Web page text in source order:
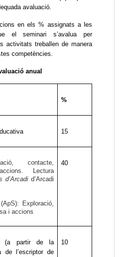
avaluació.
en els % assignats a les
el seminari s’avalua per
activitats treballen de manera
competències.
anual
%
15
contacte,
Lectura
d’Arcadi d’Arcadi
Exploració,
i accions
40
(a partir de la
de l’escriptor de
10